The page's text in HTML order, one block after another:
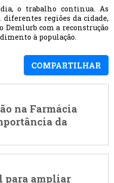
o trabalho continua. As
diferentes regiões da cidade,
Demlurb com a reconstrução
à população.
COMPARTILHAR
na Farmácia
da
para ampliar